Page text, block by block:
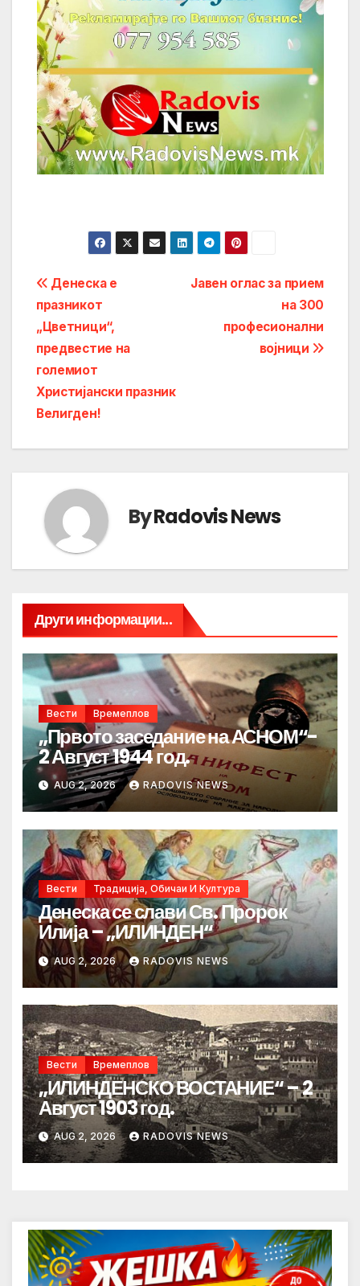
Post
navigation
Јавен оглас за прием
на 300
професионални
војници
Денеска е
празникот
„Цветници“,
предвестие на
големиот
Христијански празник
Велигден!
ByRadovis News
Други информации...
Вести Времеплов
„Првото заседание на АСНОМ“-
2 Август 1944 год.
AUG 2, 2026 RADOVIS NEWS
Вести Традиција, Обичаи И Култура
Денеска се слави Св. Пророк
Илија – „ИЛИНДЕН“
AUG 2, 2026 RADOVIS NEWS
Вести Времеплов
„ИЛИНДЕНСКО ВОСТАНИЕ“ – 2
Август 1903 год.
AUG 2, 2026 RADOVIS NEWS